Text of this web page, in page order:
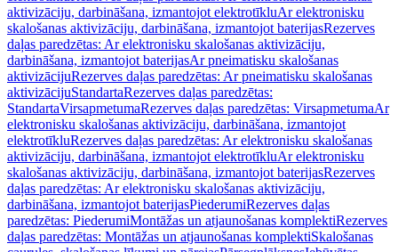
aktivizāciju, darbināšana, izmantojot elektrotīkluAr elektronisku
skalošanas aktivizāciju, darbināšana, izmantojot baterijasRezerves
daļas paredzētas: Ar elektronisku skalošanas aktivizāciju,
darbināšana, izmantojot baterijasAr pneimatisku skalošanas
aktivizācijuRezerves daļas paredzētas: Ar pneimatisku skalošanas
aktivizācijuStandartaRezerves daļas paredzētas:
StandartaVirsapmetumaRezerves daļas paredzētas: VirsapmetumaAr
elektronisku skalošanas aktivizāciju, darbināšana, izmantojot
elektrotīkluRezerves daļas paredzētas: Ar elektronisku skalošanas
aktivizāciju, darbināšana, izmantojot elektrotīkluAr elektronisku
skalošanas aktivizāciju, darbināšana, izmantojot baterijasRezerves
daļas paredzētas: Ar elektronisku skalošanas aktivizāciju,
darbināšana, izmantojot baterijasPiederumiRezerves daļas
paredzētas: PiederumiMontāžas un atjaunošanas komplektiRezerves
daļas paredzētas: Montāžas un atjaunošanas komplektiSkalošanas